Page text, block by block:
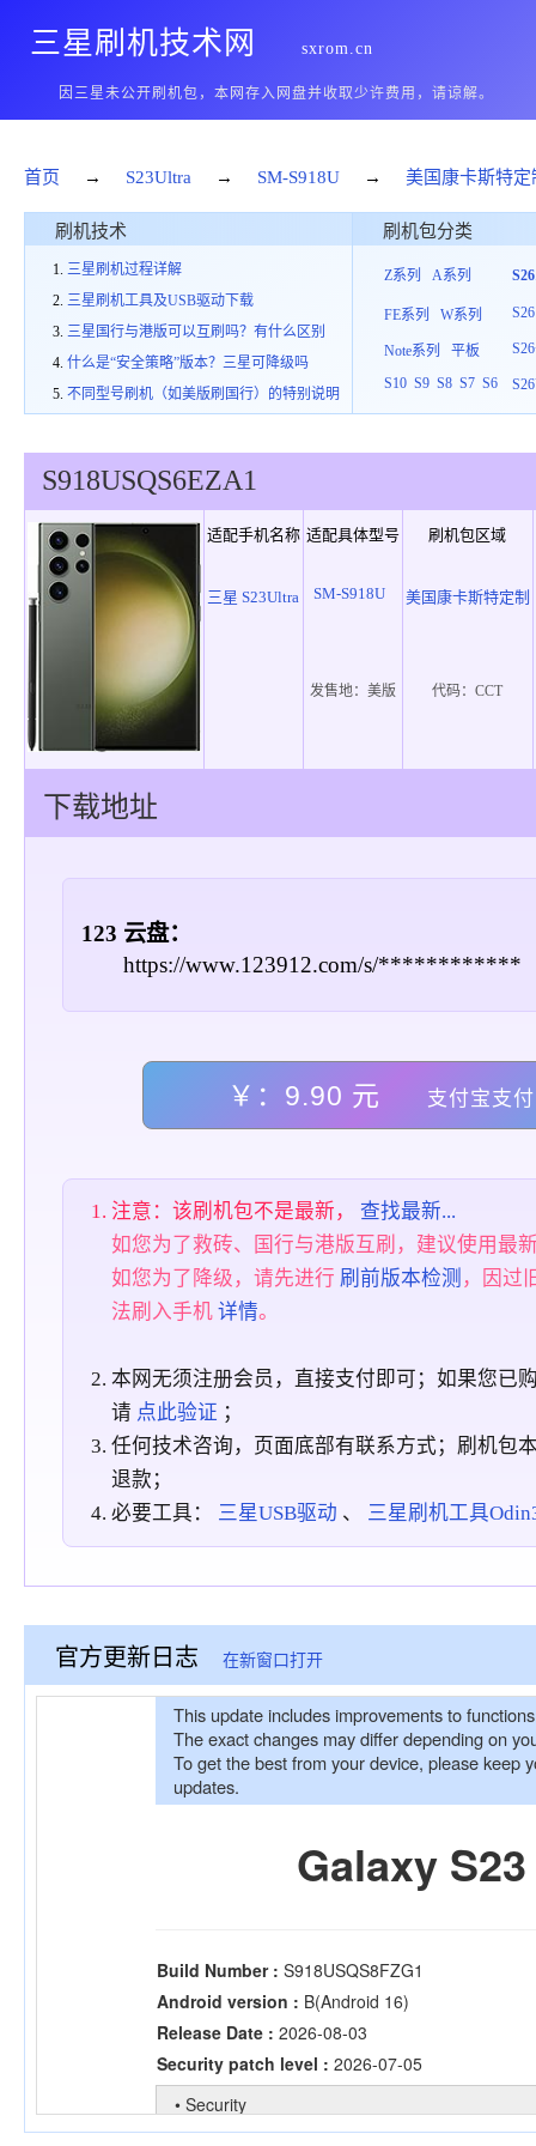
三星刷机技术网 sxrom.cn
因三星未公开刷机包，本网存入网盘并收取少许费用，请谅解。
首页 → S23Ultra → SM-S918U → 美国康卡斯特定
刷机技术
三星刷机过程详解
三星刷机工具及USB驱动下载
三星国行与港版可以互刷吗？有什么区别
什么是“安全策略”版本？三星可降级吗
不同型号刷机（如美版刷国行）的特别说明
刷机包分类
Z系列 A系列
FE系列 W系列
Note系列
平板
S10 S9 S8 S7 S6
S26
S918USQS6EZA1
适配手机名称 适配具体型号 刷机包区域
三星 S23Ultra SM-S918U 美国康卡斯特定制
发售地： 美版 代码：CCT
下载地址
123 云盘：
https://www.123912.com/s/************
￥：9.90 元 支付宝支付
注意：该刷机包不是最新， 查找最新...
如您为了救砖、国行与港版互刷，建议使用最
如您为了降级，请先进行 刷前版本检测 ，因过
法刷入手机详情。
本网无须注册会员，直接支付即可；如果您已
请 点此验证 ；
任何技术咨询，页面底部有联系方式；刷机包
退款；
必要工具： 三星USB驱动 、 三星刷机工具
官方更新日志 在新窗口打开